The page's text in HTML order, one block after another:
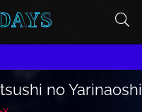
no Yarinaoshi